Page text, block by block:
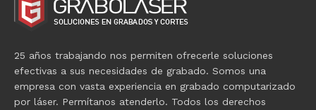
25 años trabajando nos permiten ofrecerle soluciones
efectivas a sus necesidades de grabado. Somos una
empresa con vasta experiencia en grabado computarizado
por láser. Permítanos atenderlo. Todos los derechos